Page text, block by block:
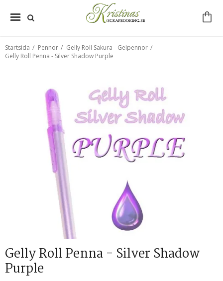
Startsida / Pennor / Gelly Roll Sakura - Gelpennor /
Gelly Roll Penna - Silver Shadow Purple
Gelly Roll Penna - Silver Shadow
Purple